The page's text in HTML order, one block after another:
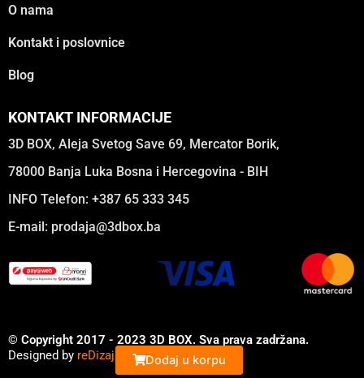
Dodaj u korpu
O nama
Kontakt i poslovnice
Blog
KONTAKT INFORMACIJE
3D BOX, Aleja Svetog Save 69, Mercator Borik,
78000 Banja Luka Bosna i Hercegovina - BIH
INFO Telefon: +387 65 333 345
E-mail: prodaja@3dbox.ba
© Copyright 2017 - 2023 3D BOX. Sva prava zadržana.
Designed by reDizajn